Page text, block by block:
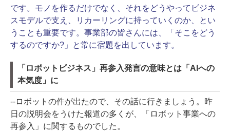
です。モノを作るだけでなく、それをどうやってビジネ
スモデルで支え、リカーリングに持っていくのか、とい
うことも重要です。事業部の皆さんには、「そこをどう
するのですか?」と常に宿題を出しています。
「ロボットビジネス」再参入発言の意味とは「AIへの
本気度」に
--ロボットの件が出たので、その話に行きましょう。昨
日の説明会をうけた報道の多くが、「ロボット事業への
再参入」に関するものでした。